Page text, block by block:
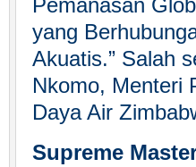
Pemanasan
yang
Akuatis.” Salah
Nkomo, Menteri
Daya Air
Supreme